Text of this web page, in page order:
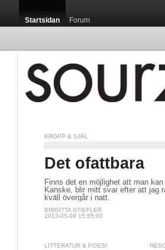
Startsidan Forum
KROPP & SJÄL
Det ofattbara
Finns det en möjlighet att man
Kanske, blir mitt svar efter att jag
kväll övergår i natt.
BIRGITTA STIEFLER
2013-05-09 15:55:00
LITTERATUR & POESI